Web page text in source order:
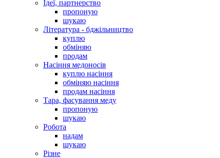
Ідеї, партнерство
пропоную
шукаю
Література - бджільництво
куплю
обміняю
продам
Насіння медоносів
куплю насіння
обміняю насіння
продам насіння
Тара, фасування меду
пропоную
шукаю
Робота
надам
шукаю
Різне